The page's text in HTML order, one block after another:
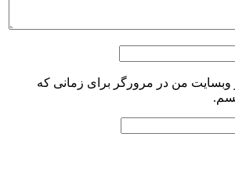
وبسایت من در مرورگر برای زمانی که